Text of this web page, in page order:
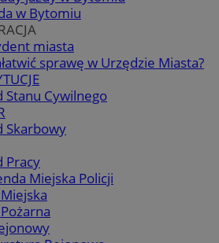
w Bytomiu
miasta
sprawę w Urzędzie Miasta?
Stanu Cywilnego
Skarbowy
Pracy
Miejska Policji